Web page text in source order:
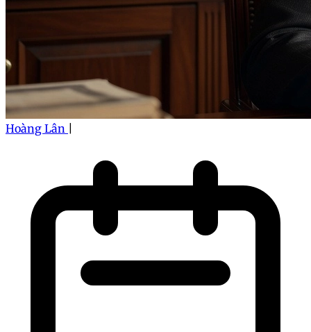
Hoàng Lân